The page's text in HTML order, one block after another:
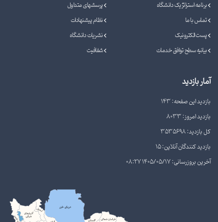
برنامه استراتژیک دانشگاه
پرسشهای متداول
تماس با ما
نظام پیشنهادات
پست الکترونیک
نشریات دانشگاه
بیانیه سطح توافق خدمات
شفافیت
آمار بازدید
بازدید این صفحه: 143
بازدید امروز: 8033
کل بازدید: 3535698
بازدید کنندگان آنلاین: 15
آخرین بروزرسانی: 1405/05/17 08:27